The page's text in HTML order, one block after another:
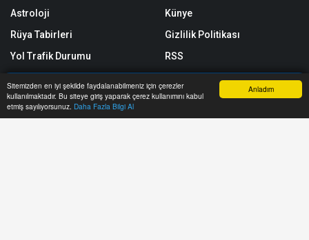
Anladım
Sitemizden en iyi şekilde faydalanabilmeniz için çerezler
kullanılmaktadır. Bu siteye giriş yaparak çerez kullanımını kabul
etmiş sayılıyorsunuz. Daha Fazla Bilgi Al
Astroloji
Rüya Tabirleri
Yol Trafik Durumu
Künye
Gizlilik Politikası
RSS
Sitene Ekle
Arşiv
Anasayfa Yazarlar Haber Ara İhbar Hattı Menu